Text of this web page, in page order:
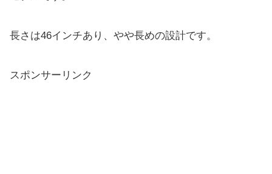
長さは46インチあり、やや長めの設計です。
スポンサーリンク